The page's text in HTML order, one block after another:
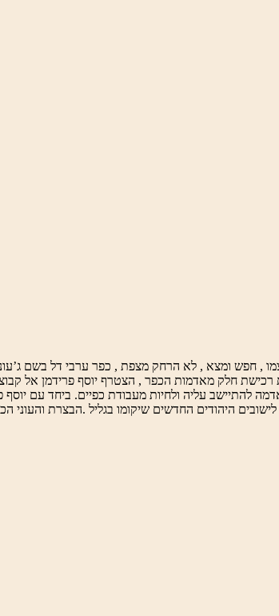
לגדל אתרוגים בעצמו , חפש ומצא , לא הרחק מצפת , כפר ערבי דל
עליה ולחיות מעבודת כפיים. ביחד עם יוסף
היהודים החדשים שיקומו בגליל .הבצרת והעוני